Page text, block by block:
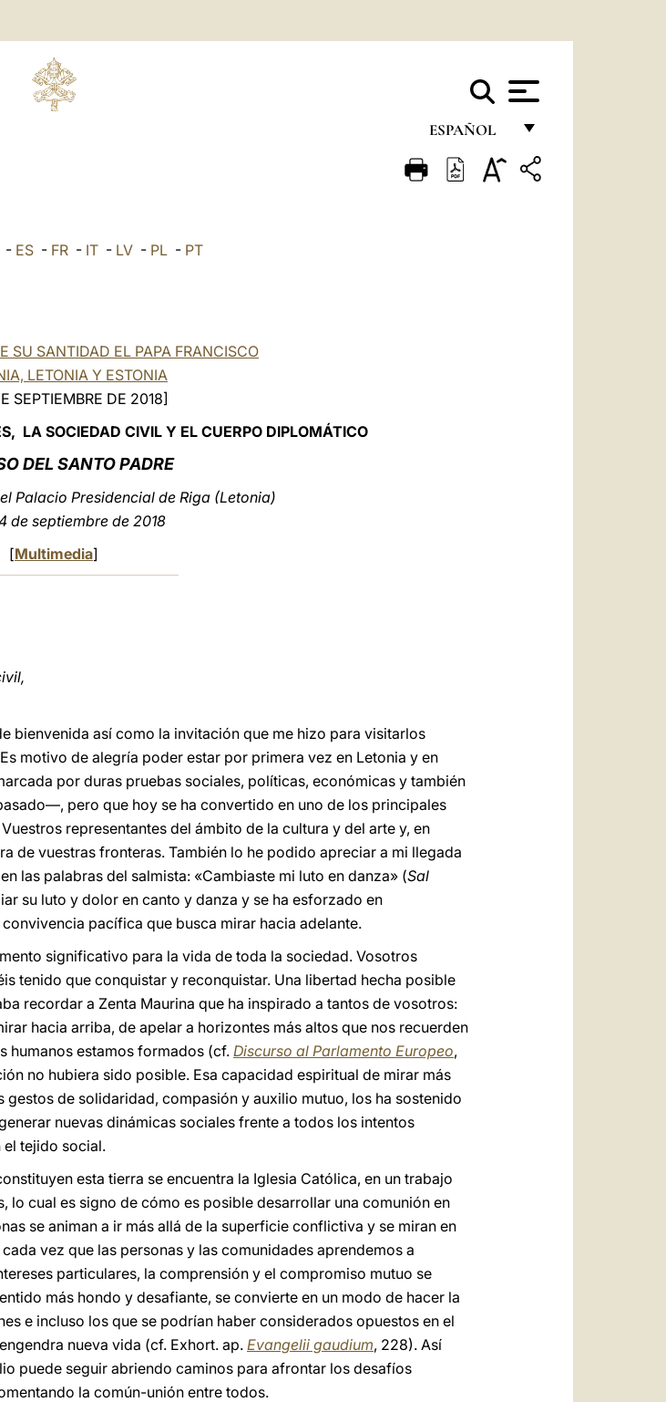
ESPAÑOL
FRANÇAIS
- ES - FR - IT - LV - PL - PT
SU SANTIDAD EL PAPA FRANCISCO
LETONIA Y ESTONIA
SEPTIEMBRE DE 2018]
LA SOCIEDAD CIVIL Y EL CUERPO DIPLOMÁTICO
DEL SANTO PADRE
Palacio Presidencial de Riga (Letonia)
de septiembre de 2018
[Multimedia]
bienvenida así como la invitación que me hizo para visitarlos
motivo de alegría poder estar por primera vez en Letonia y en
por duras pruebas sociales, políticas, económicas y también
pero que hoy se ha convertido en uno de los principales
representantes del ámbito de la cultura y del arte y, en
de vuestras fronteras. También lo he podido apreciar a mi llegada
las palabras del salmista: «Cambiaste mi luto en danza» (Sal
su luto y dolor en canto y danza y se ha esforzado en
pacífica que busca mirar hacia adelante.
significativo para la vida de toda la sociedad. Vosotros
tenido que conquistar y reconquistar. Una libertad hecha posible
recordar a Zenta Maurina que ha inspirado a tantos de vosotros:
hacia arriba, de apelar a horizontes más altos que nos recuerden
humanos estamos formados (cf.Discurso al Parlamento Europeo,
no hubiera sido posible. Esa capacidad espiritual de mirar más
de solidaridad, compasión y auxilio mutuo, los ha sostenido
nuevas dinámicas sociales frente a todos los intentos
el tejido social.
esta tierra se encuentra la Iglesia Católica, en un trabajo
cual es signo de cómo es posible desarrollar una comunión en
se animan a ir más allá de la superficie conflictiva y se miran en
vez que las personas y las comunidades aprendemos a
particulares, la comprensión y el compromiso mutuo se
más hondo y desafiante, se convierte en un modo de hacer la
e incluso los que se podrían haber considerados opuestos en el
nueva vida (cf. Exhort. ap. Evangelii gaudium, 228). Así
puede seguir abriendo caminos para afrontar los desafíos
la común-unión entre todos.